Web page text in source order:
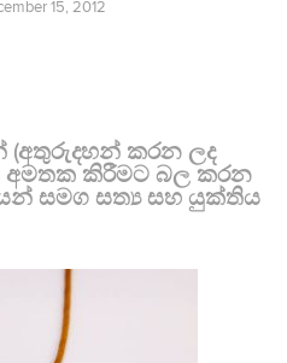
15, 2012
කරන ලද
කිරීමට බල කරන
සමග සත්‍ය සහ යුක්තිය